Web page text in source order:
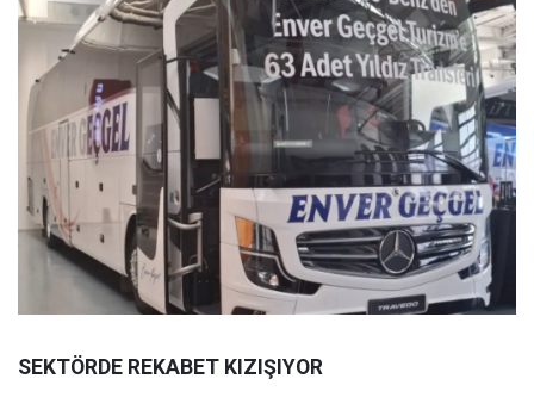
SEKTÖRDE REKABET KIZIŞIYOR